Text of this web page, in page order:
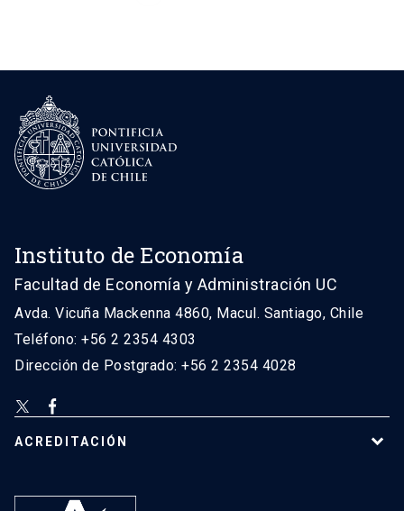
Instituto de Economía
Facultad de Economía y Administración UC
Avda. Vicuña Mackenna 4860, Macul. Santiago, Chile
Teléfono: +56 2 2354 4303
Dirección de Postgrado: +56 2 2354 4028
ACREDITACIÓN